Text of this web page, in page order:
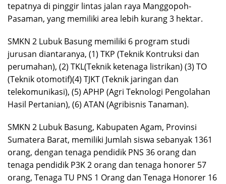
tepatnya di pinggir lintas jalan raya Manggopoh-
Pasaman, yang memiliki area lebih kurang 3 hektar.
SMKN 2 Lubuk Basung memiliki 6 program studi
jurusan diantaranya, (1) TKP (Teknik Kontruksi dan
perumahan), (2) TKL(Teknik ketenaga listrikan) (3) TO
(Teknik otomotif)(4) TJKT (Teknik jaringan dan
telekomunikasi), (5) APHP (Agri Teknologi Pengolahan
Hasil Pertanian), (6) ATAN (Agribisnis Tanaman).
SMKN 2 Lubuk Basung, Kabupaten Agam, Provinsi
Sumatera Barat, memiliki Jumlah siswa sebanyak 1361
orang, dengan tenaga pendidik PNS 36 orang dan
tenaga pendidik P3K 2 orang dan tenaga honorer 57
orang, Tenaga TU PNS 1 Orang dan Tenaga Honorer 16